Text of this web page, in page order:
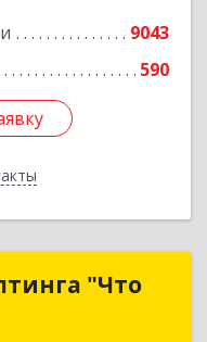
9043
590
"Что
"Что